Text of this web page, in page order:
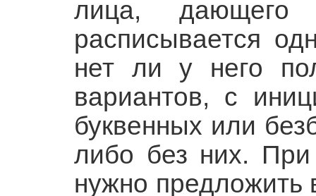
лица,
расписывается
нет ли у него
вариантов, с
буквенных или
либо без них. При
нужно предложить